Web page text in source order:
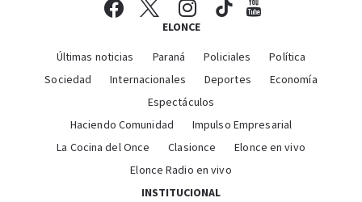
ELONCE
Últimas noticias Paraná Policiales
Política
Sociedad
Internacionales Deportes
Economía
Espectáculos
Haciendo Comunidad
Impulso Empresarial
La Cocina del Once
Clasionce
Elonce en vivo
Elonce Radio en vivo
INSTITUCIONAL